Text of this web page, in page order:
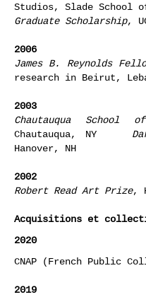
Studios, Slade School
Graduate Scholarship,
2006
James B. Reynolds
research in Beirut,
2003
Chautauqua School
Chautauqua, NY
Hanover, NH
2002
Robert Read Art Prize,
Acquisitions et
2020
CNAP (French Public
2019